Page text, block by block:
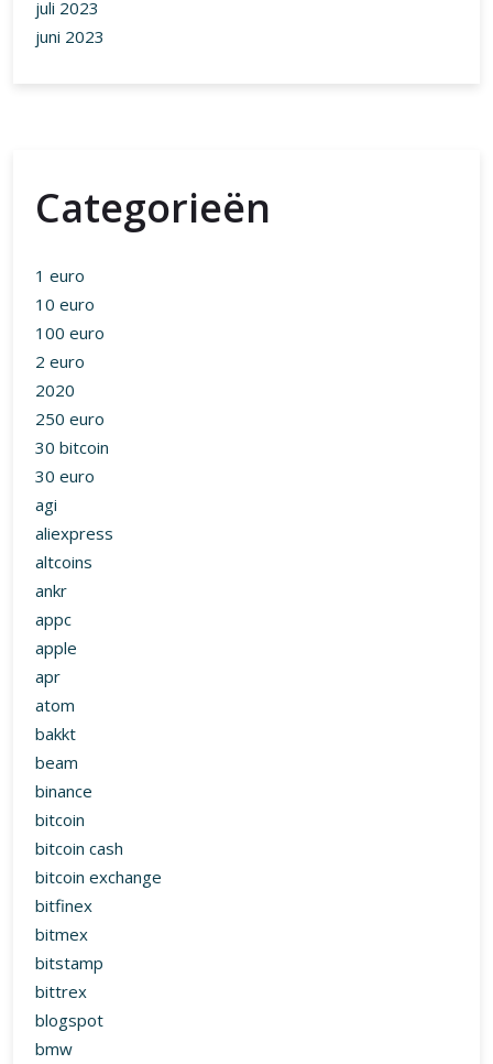
juli 2023
juni 2023
Categorieën
1 euro
10 euro
100 euro
2 euro
2020
250 euro
30 bitcoin
30 euro
agi
aliexpress
altcoins
ankr
appc
apple
apr
atom
bakkt
beam
binance
bitcoin
bitcoin cash
bitcoin exchange
bitfinex
bitmex
bitstamp
bittrex
blogspot
bmw